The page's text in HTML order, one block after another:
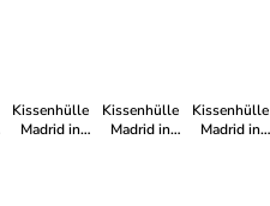
Kissenhülle
Madrid in
Kissenhülle
Madrid in
Kissenhülle
Madrid in